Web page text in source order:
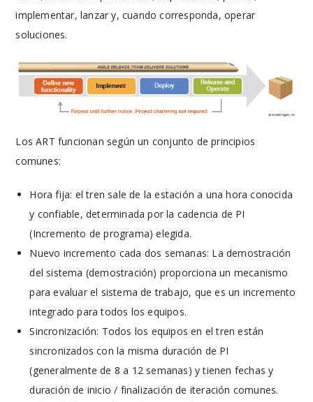
implementar, lanzar y, cuando corresponda, operar
soluciones.
Los ART funcionan según un conjunto de principios
comunes:
Hora fija: el tren sale de la estación a una hora conocida
y confiable, determinada por la cadencia de PI
(Incremento de programa) elegida.
Nuevo incremento cada dos semanas: La demostración
del sistema (demostración) proporciona un mecanismo
para evaluar el sistema de trabajo, que es un incremento
integrado para todos los equipos.
Sincronización: Todos los equipos en el tren están
sincronizados con la misma duración de PI
(generalmente de 8 a 12 semanas) y tienen fechas y
duración de inicio / finalización de iteración comunes.